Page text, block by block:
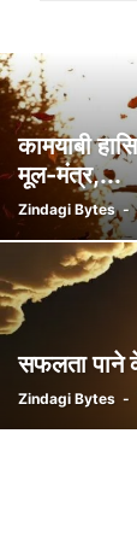
SOCIAL STORY
कामयाबी
मूल-मंत्र,...
Zindagi Bytes -
सफलता पाने
Zindagi Bytes -